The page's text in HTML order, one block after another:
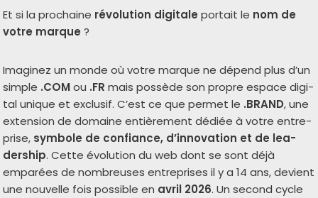
Et si la pro­chaine révo­lu­tion digi­tale por­tait le nom de
votre marque?
Imaginez un monde où votre marque ne dépend plus d’un
simple .COMou .FR mais pos­sède son propre espace digi­
tal unique et exclu­sif. C’est ce que per­met le .BRAND, une
exten­sion de domaine entiè­re­ment dédiée à votre entre­
prise, sym­bole de confiance, d’in­no­va­tion et de lea­
der­ship. Cette évo­lu­tion du web dont se sont déjà
empa­rées de nom­breuses entre­prises il y a 14 ans, devient
une nou­velle fois pos­sible en avril 2026. Un second cycle